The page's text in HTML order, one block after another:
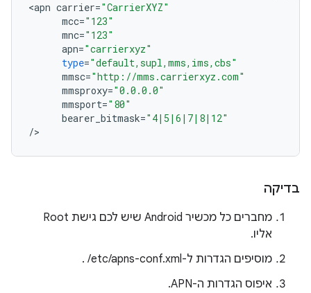
<apn carrier="CarrierXYZ"
mcc="123"
mnc="123"
apn="carrierxyz"
type="default,supl,mms,ims,cbs"
mmsc="http://mms.carrierxyz.com"
mmsproxy="0.0.0.0"
mmsport="80"
bearer_bitmask="4|5|6|7|8|12"
/>
בדיקה
מחברים כל מכשיר Android שיש לכם גישת Root
אליו.
מוסיפים הגדרות ל-‎ /etc/apns-conf.xml.
איפוס הגדרות ה-APN.